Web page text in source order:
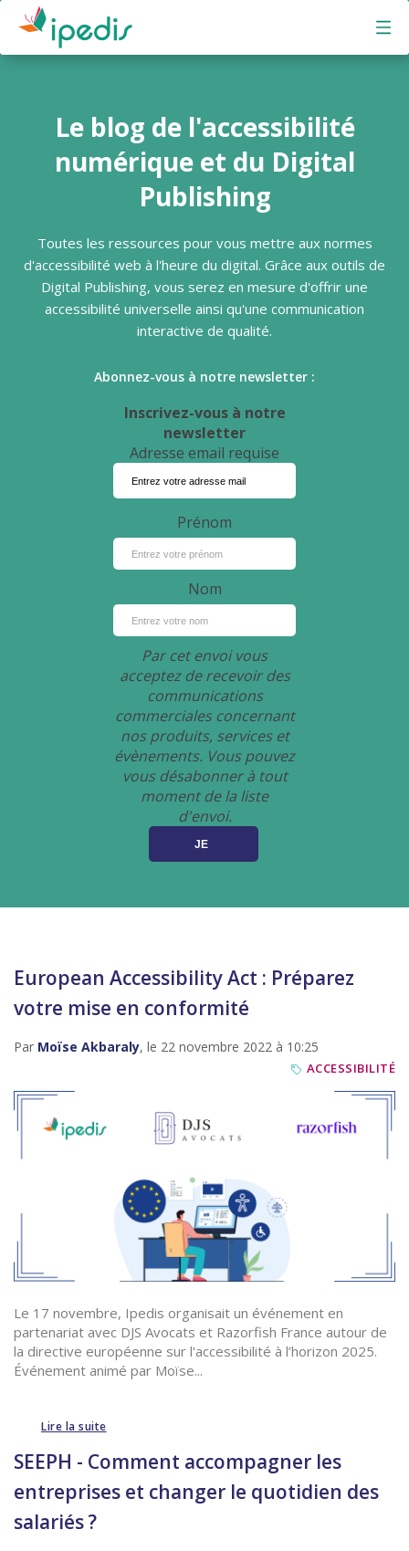
Ipedis - Aller à la page d'accueil
Le blog de l'accessibilité
numérique et du Digital
Publishing
Toutes les ressources pour vous mettre aux normes
d'accessibilité web à l'heure du digital. Grâce aux outils de
Digital Publishing, vous serez en mesure d'offrir une
accessibilité universelle ainsi qu'une communication
interactive de qualité.
Abonnez-vous à notre newsletter :
Inscrivez-vous à notre
newsletter
Adresse email requise
Prénom
Nom
Par cet envoi vous
acceptez de recevoir des
communications
commerciales concernant
nos produits, services et
évènements. Vous pouvez
vous désabonner à tout
moment de la liste
d'envoi.
European Accessibility Act : Préparez
votre mise en conformité
Par Moïse Akbaraly, le 22 novembre 2022 à 10:25
ACCESSIBILITÉ
Le 17 novembre, Ipedis organisait un événement en
partenariat avec DJS Avocats et Razorfish France autour de
la directive européenne sur l'accessibilité à l’horizon 2025.
Événement animé par Moïse...
Lire la suite
SEEPH - Comment accompagner les
entreprises et changer le quotidien des
salariés ?